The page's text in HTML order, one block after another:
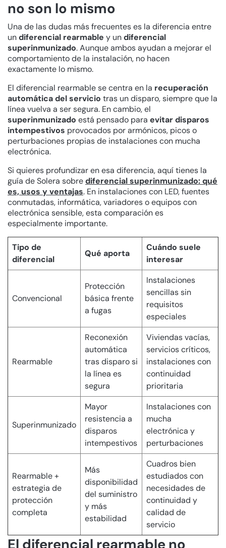
no son lo mismo
Una de las dudas más frecuentes es la diferencia entre
undiferencial rearmable y undiferencial
superinmunizado. Aunque ambos ayudan a mejorar el
comportamiento de la instalación, no hacen
exactamente lo mismo.
El diferencial rearmable se centra en la recuperación
automática del servicio tras un disparo, siempre que la
línea vuelva a ser segura. En cambio, el
superinmunizado está pensado para evitar disparos
intempestivos provocados por armónicos, picos o
perturbaciones propias de instalaciones con mucha
electrónica.
Si quieres profundizar en esa diferencia, aquí tienes la
guía de Solera sobrediferencial superinmunizado: qué
es, usos y ventajas. En instalaciones con LED, fuentes
conmutadas, informática, variadores o equipos con
electrónica sensible, esta comparación es
especialmente importante.
Tipo de
diferencial
Qué aporta
Cuándo suele
interesar
Convencional
Protección
básica frente
a fugas
Instalaciones
sencillas sin
requisitos
especiales
Rearmable
Reconexión
automática
tras disparo si
la línea es
segura
Viviendas vacías,
servicios críticos,
instalaciones con
continuidad
prioritaria
Superinmunizado
Mayor
resistencia a
disparos
intempestivos
Instalaciones con
mucha
electrónica y
perturbaciones
Rearmable +
estrategia de
protección
completa
Más
disponibilidad
del suministro
y más
estabilidad
Cuadros bien
estudiados con
necesidades de
continuidad y
calidad de
servicio
El diferencial rearmable no